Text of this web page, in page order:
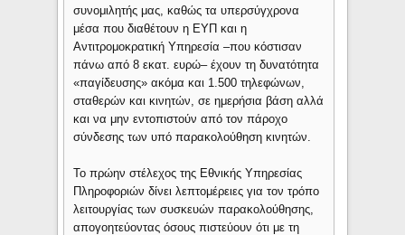
συνομιλητής μας, καθώς τα υπερσύγχρονα
μέσα που διαθέτουν η ΕΥΠ και η
Αντιτρομοκρατική Υπηρεσία –που κόστισαν
πάνω από 8 εκατ. ευρώ– έχουν τη δυνατότητα
«παγίδευσης» ακόμα και 1.500 τηλεφώνων,
σταθερών και κινητών, σε ημερήσια βάση αλλά
και να μην εντοπιστούν από τον πάροχο
σύνδεσης των υπό παρακολούθηση κινητών.
Το πρώην στέλεχος της Εθνικής Υπηρεσίας
Πληροφοριών δίνει λεπτομέρειες για τον τρόπο
λειτουργίας των συσκευών παρακολούθησης,
απογοητεύοντας όσους πιστεύουν ότι με τη